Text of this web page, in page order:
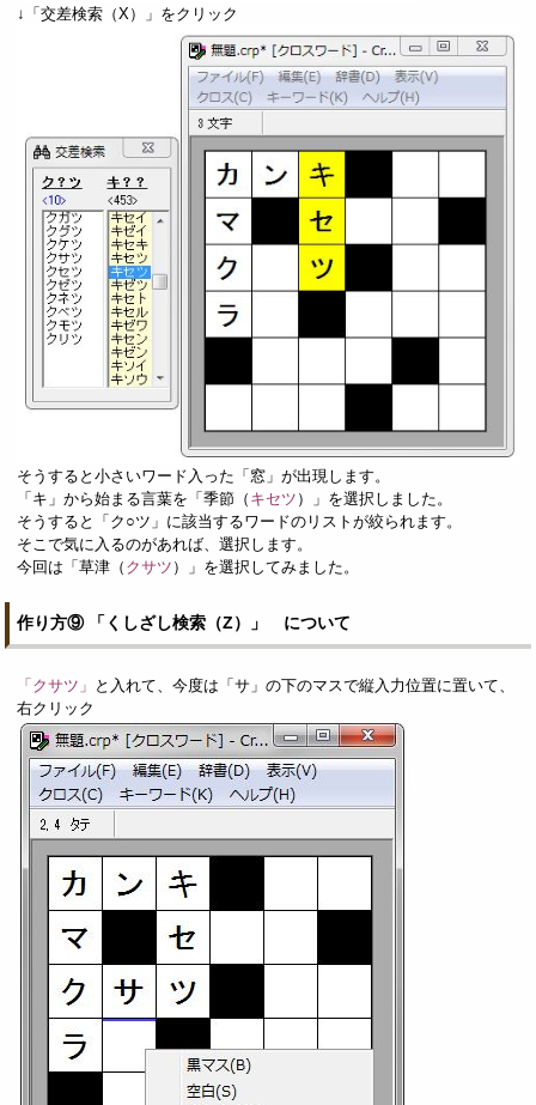
↓「交差検索（X）」をクリック
そうすると小さいワード入った「窓」が出現します。
「キ」から始まる言葉を「季節（ キセツ ）」を選択しました。
そうすると「ク○ツ」に該当するワードのリストが絞られます。
そこで気に入るのがあれば、選択します。
今回は「草津（ クサツ ）」を選択してみました。
作り方⑨ 「くしざし検索（Z）」 について
「クサツ」 と入れて、今度は「サ」の下のマスで縦入力位置に置いて、
右クリック